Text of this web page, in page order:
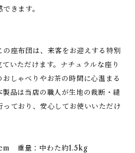
きます。
座布団は、来客をお迎えする特別
いただけます。ナチュラルな座り
しゃべりやお茶の時間に心温まる
製品は当店の職人が生地の裁断・縫
ており、安心してお使いいただけ
重量：中わた約1.5kg